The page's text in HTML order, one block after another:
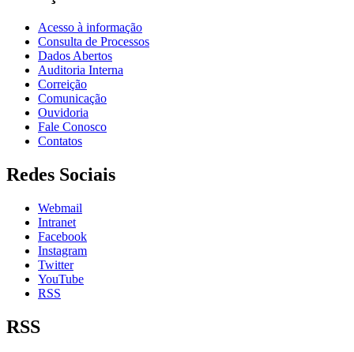
Acesso à informação
Consulta de Processos
Dados Abertos
Auditoria Interna
Correição
Comunicação
Ouvidoria
Fale Conosco
Contatos
Redes Sociais
Webmail
Intranet
Facebook
Instagram
Twitter
YouTube
RSS
RSS